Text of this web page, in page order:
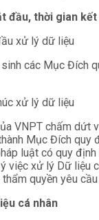
đầu, thời gian
xử lý dữ liệu
các Mục Đích
xử lý dữ liệu
VNPT chấm dứt
Mục Đích quy
luật có quy định
việc xử lý Dữ liệu
quyền yêu
cá nhân